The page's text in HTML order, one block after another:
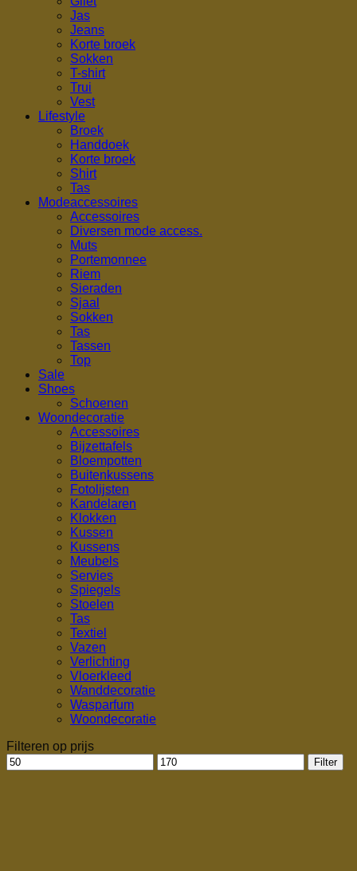
Jas
Jeans
Korte broek
Sokken
T-shirt
Trui
Vest
Lifestyle
Broek
Handdoek
Korte broek
Shirt
Tas
Modeaccessoires
Accessoires
Diversen mode access.
Muts
Portemonnee
Riem
Sieraden
Sjaal
Sokken
Tas
Tassen
Top
Sale
Shoes
Schoenen
Woondecoratie
Accessoires
Bijzettafels
Bloempotten
Buitenkussens
Fotolijsten
Kandelaren
Klokken
Kussen
Kussens
Meubels
Servies
Spiegels
Stoelen
Tas
Textiel
Vazen
Verlichting
Vloerkleed
Wanddecoratie
Wasparfum
Woondecoratie
Filteren op prijs
Min.
prijs
Max.
prijs
Filter